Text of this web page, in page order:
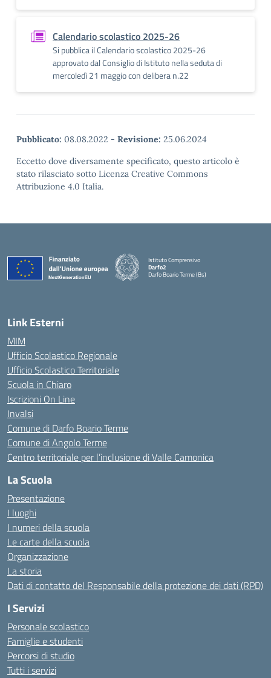
Calendario scolastico 2025-26
Si pubblica il Calendario scolastico 2025-26
approvato dal Consiglio di Istituto nella seduta di
mercoledì 21 maggio con delibera n.22
Pubblicato: 08.08.2022 - Revisione: 25.06.2024
Eccetto dove diversamente specificato, questo articolo è
stato rilasciato sotto Licenza Creative Commons
Attribuzione 4.0 Italia.
Istituto Comprensivo
Darfo2
Darfo Boario Terme (Bs)
Link Esterni
MIM
Ufficio Scolastico Regionale
Ufficio Scolastico Territoriale
Scuola in Chiaro
Iscrizioni On Line
Invalsi
Comune di Darfo Boario Terme
Comune di Angolo Terme
Centro territoriale per l’inclusione di Valle Camonica
La Scuola
Presentazione
I luoghi
I numeri della scuola
Le carte della scuola
Organizzazione
La storia
Dati di contatto del Responsabile della protezione dei dati (RPD)
I Servizi
Personale scolastico
Famiglie e studenti
Percorsi di studio
Tutti i servizi